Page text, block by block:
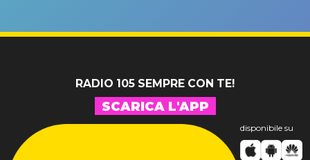
RADIO 105 SEMPRE CON TE!
SCARICA L'APP
disponibile su